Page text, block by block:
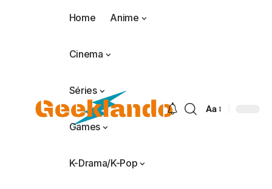
Home Anime
Cinema
Séries
Games
K-Drama/K-Pop
Aa